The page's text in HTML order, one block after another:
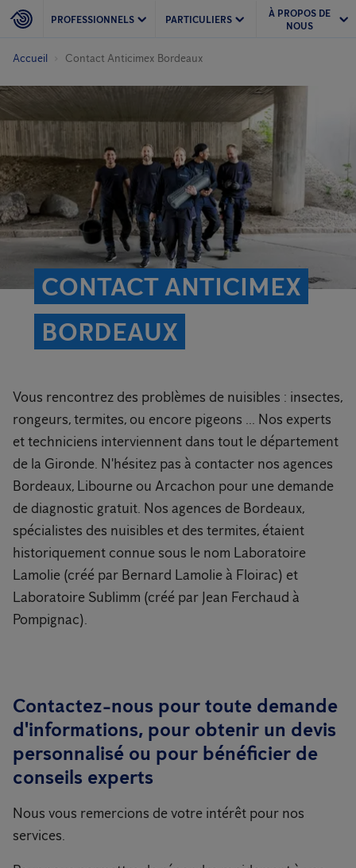
PROFESSIONNELS PARTICULIERS
À PROPOS DE
NOUS
Accueil Contact Anticimex Bordeaux
CONTACT ANTICIMEX
BORDEAUX
Vous rencontrez des problèmes de nuisibles : insectes,
rongeurs, termites, ou encore pigeons ... Nos experts
et techniciens interviennent dans tout le département
de la Gironde. N'hésitez pas à contacter nos agences
Bordeaux, Libourne ou Arcachon pour une demande
de diagnostic gratuit. Nos agences de Bordeaux,
spécialistes des nuisibles et des termites, étaient
historiquement connue sous le nom Laboratoire
Lamolie (créé par Bernard Lamolie à Floirac) et
Laboratoire Sublimm (créé par Jean Ferchaud à
Pompignac).
Contactez-nous pour toute demande
d'informations, pour obtenir un devis
personnalisé ou pour bénéficier de
conseils experts
Nous vous remercions de votre intérêt pour nos
services.